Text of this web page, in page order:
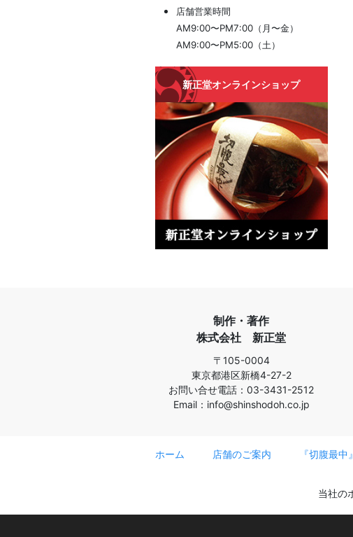
店舗営業時間
AM9:00〜PM7:00（月〜金）
AM9:00〜PM5:00（土）
新正堂オンラインショップ
制作・著作
株式会社 新正堂
〒105-0004
東京都港区新橋4-27-2
お問い合せ電話：03-3431-2512
Email：info@shinshodoh.co.jp
ホーム 店舗のご案内 『切腹最
当社の